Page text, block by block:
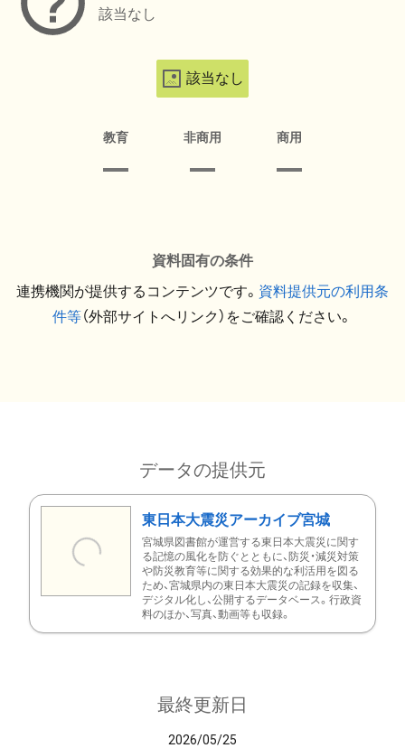
該当なし
該当なし
教育 非商用 商用
資料固有の条件
連携機関が提供するコンテンツです。 資料提供元の利用条
件等（外部サイトへリンク）をご確認ください。
データの提供元
東日本大震災アーカイブ宮城
宮城県図書館が運営する東日本大震災に関す
る記憶の風化を防ぐとともに、防災・減災対策
や防災教育等に関する効果的な利活用を図る
ため、宮城県内の東日本大震災の記録を収集、
デジタル化し、公開するデータベース。行政資
料のほか、写真、動画等も収録。
最終更新日
2026/05/25